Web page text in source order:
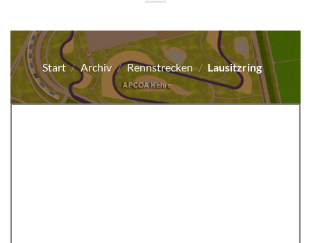
Start / Archiv / Rennstrecken / Lausitzring